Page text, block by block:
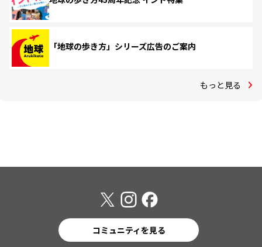
「地球の歩き方」シリーズ広告のご案内
もっと見る
コミュニティを見る